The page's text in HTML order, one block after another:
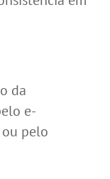
da
e-
pelo